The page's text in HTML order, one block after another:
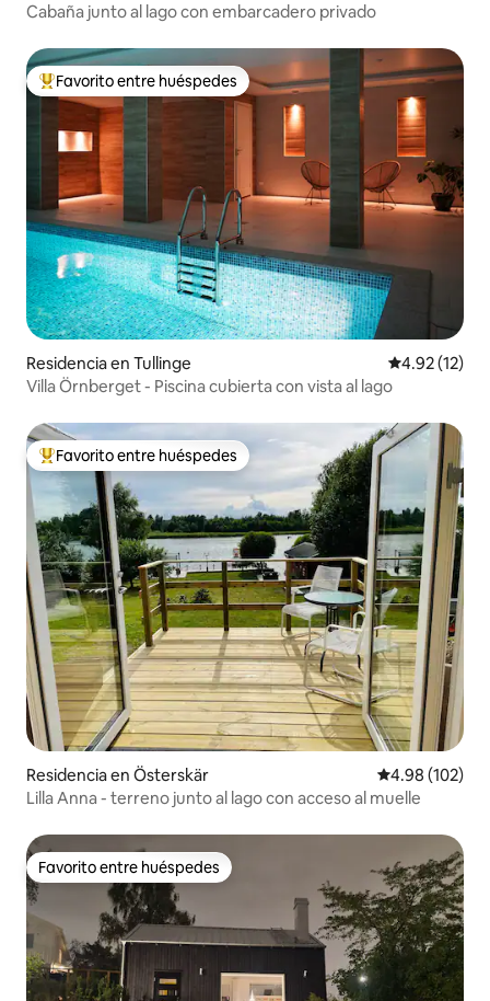
Cabaña junto al lago con embarcadero privado
De los mejores en Favorito entre huéspedes
Favorito entre huéspedes
Residencia en Tullinge Calificación
4.92 (12)
Villa Örnberget - Piscina cubierta con vista al lago
De los mejores en Favorito entre huéspedes
Favorito entre huéspedes
Residencia en Österskär Calificación
4.98 (102)
Lilla Anna - terreno junto al lago con acceso al muelle
Favorito entre huéspedes
Favorito entre huéspedes